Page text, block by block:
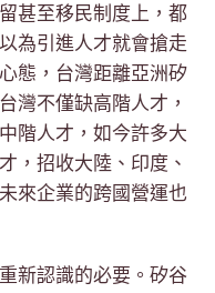
甚至移民制度上，都
為引進人才就會搶走
態，台灣距離亞洲矽
灣不僅缺高階人才，
階人才，如今許多大
，招收大陸、印度、
來企業的跨國營運也
新認識的必要。矽谷